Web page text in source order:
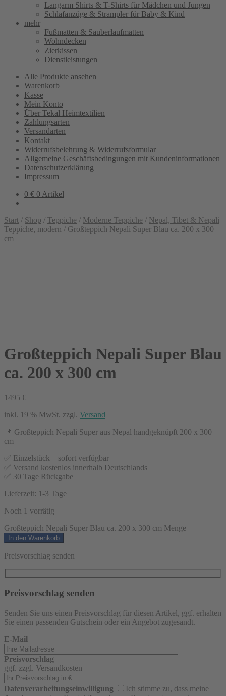
Langarm Shirts & T-Shirts für Mädchen und Jungen
Schlafanzüge & Strampler für Baby & Kind
mehr
Fußmatten & Sauberlaufmatten
Wohndecken
Zierkissen
Dienstleistungen
Alle Produkte ansehen
Warenkorb
Kasse
Mein Konto
Über Tekal Heimtextilien
Zahlungsarten
Versandarten
Kontakt
Widerrufsbelehrung & Widerrufsformular
Allgemeine Geschäftsbedingungen mit Kundeninformationen
Datenschutzerklärung
Impressum
0 € 0 Artikel
Start / Shop / Teppiche / Moderne Teppiche / Nepal, Tibet & Nepali
Teppiche, modern / Großteppich Nepali Super Blau ca. 200 x 300
cm
Großteppich Nepali Super Blau
ca. 200 x 300 cm
1495 €
inkl. 19 % MwSt. zzgl. Versand
📌 Großteppich Nepali Super aus Nepal handgeknüpft 200 x 300
cm
✅ Einzelstück – sofort verfügbar
✅ Versand kostenlos innerhalb Deutschlands
✅ 30 Tage Rückgabe
Lieferzeit: 1-3 Tage
Noch 1 vorrätig
Großteppich Nepali Super Blau ca. 200 x 300 cm Menge
In den Warenkorb
Preisvorschlag senden
Preisvorschlag senden
Senden Sie uns einen Preisvorschlag für diesen Artikel, ggf. erhalten
Sie einen passenden Gutschein oder ein Angebot zugesandt.
E-Mail
Preisvorschlag
ggf. zzgl. Versandkosten
Datenverarbeitungseinwilligung
Ich stimme zu, dass meine